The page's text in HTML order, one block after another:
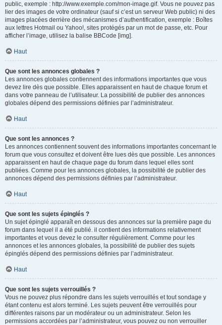
public, exemple : http://www.exemple.com/mon-image.gif. Vous ne pouvez pas
lier des images de votre ordinateur (sauf si c’est un serveur Web public) ni des
images placées derrière des mécanismes d’authentification, exemple : Boîtes
aux lettres Hotmail ou Yahoo!, sites protégés par un mot de passe, etc. Pour
afficher l’image, utilisez la balise BBCode [img].
Haut
Que sont les annonces globales ?
Les annonces globales contiennent des informations importantes que vous
devez lire dès que possible. Elles apparaissent en haut de chaque forum et
dans votre panneau de l’utilisateur. La possibilité de publier des annonces
globales dépend des permissions définies par l’administrateur.
Haut
Que sont les annonces ?
Les annonces contiennent souvent des informations importantes concernant le
forum que vous consultez et doivent être lues dès que possible. Les annonces
apparaissent en haut de chaque page du forum dans lequel elles sont
publiées. Comme pour les annonces globales, la possibilité de publier des
annonces dépend des permissions définies par l’administrateur.
Haut
Que sont les sujets épinglés ?
Un sujet épinglé apparaît en dessous des annonces sur la première page du
forum dans lequel il a été publié. il contient des informations relativement
importantes et vous devez le consulter régulièrement. Comme pour les
annonces et les annonces globales, la possibilité de publier des sujets
épinglés dépend des permissions définies par l’administrateur.
Haut
Que sont les sujets verrouillés ?
Vous ne pouvez plus répondre dans les sujets verrouillés et tout sondage y
étant contenu est alors terminé. Les sujets peuvent être verrouillés pour
différentes raisons par un modérateur ou un administrateur. Selon les
permissions accordées par l’administrateur, vous pouvez ou non verrouiller